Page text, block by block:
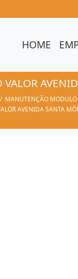
HOME
MANUTENÇÃO
AVENIDA SANTA